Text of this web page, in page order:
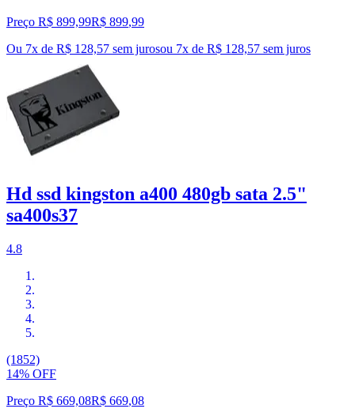
Preço R$ 899,99R$ 899,99
Ou 7x de R$ 128,57 sem jurosou 7x de R$ 128,57 sem juros
Hd ssd kingston a400 480gb sata 2.5"
sa400s37
4.8
(1852)
14% OFF
Preço R$ 669,08R$ 669,08